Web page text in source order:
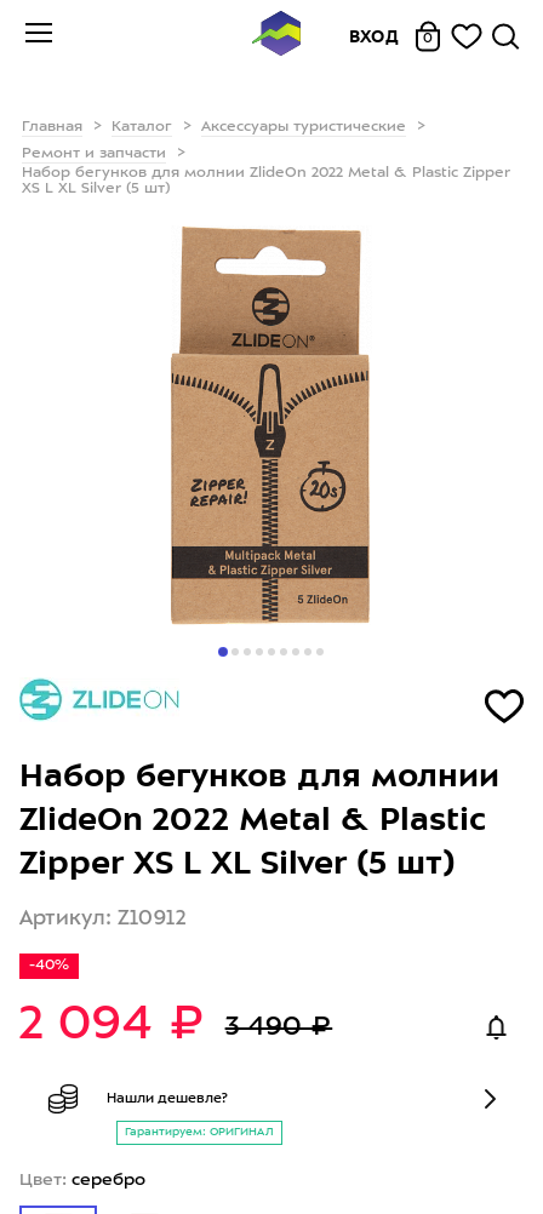
ВХОД 0
Главная Каталог
Аксессуары туристические
Ремонт и запчасти
Набор бегунков для молнии ZlideOn 2022 Metal & Plastic Zipper
XS L XL Silver (5 шт)
Набор бегунков для молнии
ZlideOn 2022 Metal & Plastic
Zipper XS L XL Silver (5 шт)
Артикул: Z10912
-40%
2 094 ₽ 3 490 ₽
Нашли дешевле?
Гарантируем: ОРИГИНАЛ
Цвет: серебро